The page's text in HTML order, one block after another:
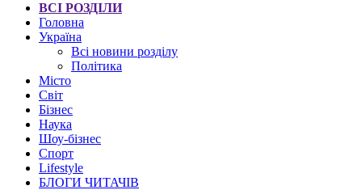
ВСІ РОЗДІЛИ
Головна
Україна
Всі новини розділу
Політика
Місто
Світ
Бізнес
Наука
Шоу-бізнес
Спорт
Lifestyle
БЛОГИ ЧИТАЧІВ